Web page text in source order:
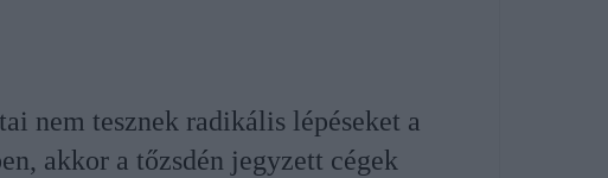
nem tesznek radikális lépéseket a
akkor a tőzsdén jegyzett cégek